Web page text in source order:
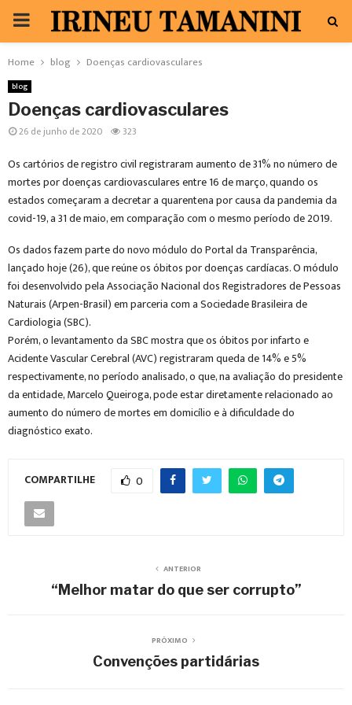
PRIMARY
MENU
Home blog Doenças cardiovasculares
blog
Doenças cardiovasculares
26 de junho de 2020 323
Os cartórios de registro civil registraram aumento de 31% no número de
mortes por doenças cardiovasculares entre 16 de março, quando os
estados começaram a decretar a quarentena por causa da pandemia da
covid-19, a 31 de maio, em comparação com o mesmo período de 2019.
Os dados fazem parte do novo módulo do Portal da Transparência,
lançado hoje (26), que reúne os óbitos por doenças cardíacas. O módulo
foi desenvolvido pela Associação Nacional dos Registradores de Pessoas
Naturais (Arpen-Brasil) em parceria com a Sociedade Brasileira de
Cardiologia (SBC).
Porém, o levantamento da SBC mostra que os óbitos por infarto e
Acidente Vascular Cerebral (AVC) registraram queda de 14% e 5%
respectivamente, no período analisado, o que, na avaliação do presidente
da entidade, Marcelo Queiroga, pode estar diretamente relacionado ao
aumento do número de mortes em domicílio e à dificuldade do
diagnóstico exato.
COMPARTILHE 0
ANTERIOR
“Melhor matar do que ser corrupto”
PRÓXIMO
Convenções partidárias